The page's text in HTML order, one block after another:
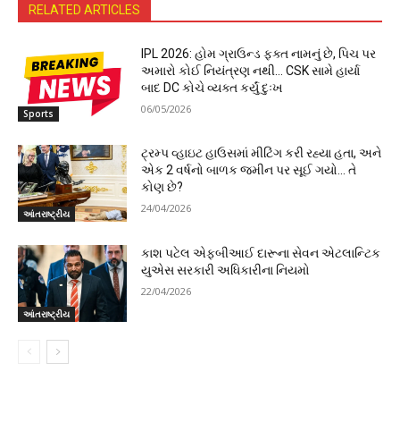
RELATED ARTICLES
Sports
IPL 2026: હોમ ગ્રાઉન્ડ ફક્ત નામનું છે, પિચ પર
અમારો કોઈ નિયંત્રણ નથી… CSK સામે હાર્યા
બાદ DC કોચે વ્યક્ત કર્યું દુઃખ
06/05/2026
આંતરાષ્ટ્રીય
ટ્રમ્પ વ્હાઇટ હાઉસમાં મીટિંગ કરી રહ્યા હતા, અને
એક 2 વર્ષનો બાળક જમીન પર સૂઈ ગયો… તે
કોણ છે?
24/04/2026
આંતરાષ્ટ્રીય
કાશ પટેલ એફબીઆઈ દારૂના સેવન એટલાન્ટિક
યુએસ સરકારી અધિકારીના નિયમો
22/04/2026